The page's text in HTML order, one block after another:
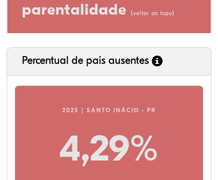
parentalidade (voltar ao topo)
Percentual de pais ausentes
2025 | SANTO INÁCIO - PR
4,29%